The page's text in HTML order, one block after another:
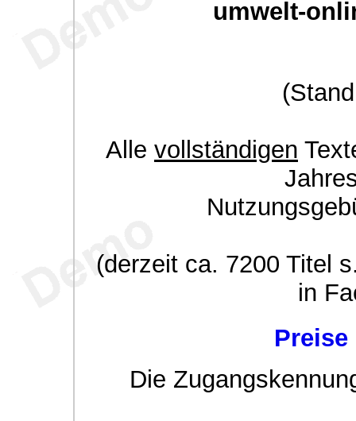
umwelt-
Alle vollständigen
(derzeit ca. 7200 Titel
in
Die